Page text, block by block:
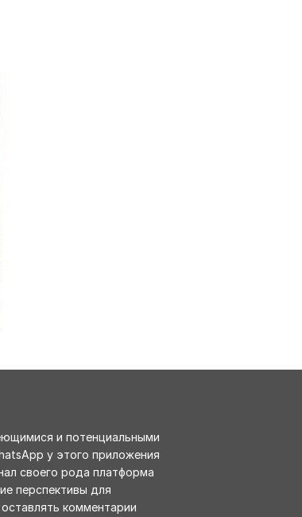
и потенциальными
у этого приложения
своего рода платформа
перспективы для
комментарии